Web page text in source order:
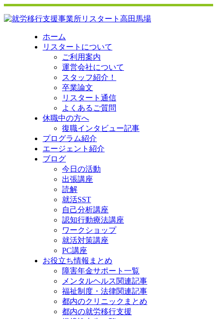
ホーム
リスタートについて
ご利用案内
運営会社について
スタッフ紹介！
卒業論文
リスタート通信
よくあるご質問
休職中の方へ
復職インタビュー記事
プログラム紹介
エージェント紹介
ブログ
今日の活動
出張講座
読解
就活SST
自己分析講座
認知行動療法講座
ワークショップ
就活対策講座
PC講座
お役立ち情報まとめ
障害年金サポート一覧
メンタルヘルス関連記事
福祉制度・法律関連記事
都内のクリニックまとめ
都内の就労移行支援